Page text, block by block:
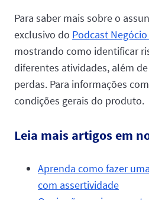
Para saber mais sobre o
exclusivo do Podcast
mostrando como identificar
diferentes atividades, além
perdas. Para informações
condições gerais do produto.
Leia mais artigos em
Aprenda como fazer
com assertividade